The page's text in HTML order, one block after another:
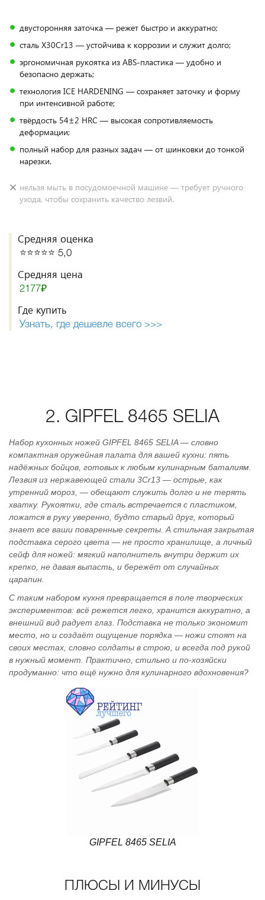
двусторонняя заточка — режет быстро и аккуратно;
сталь X30Cr13 — устойчива к коррозии и служит долго;
эргономичная рукоятка из ABS‑пластика — удобно и
безопасно держать;
технология ICE HARDENING — сохраняет заточку и форму
при интенсивной работе;
твёрдость 54±2 HRC — высокая сопротивляемость
деформации;
полный набор для разных задач — от шинковки до тонкой
нарезки.
нельзя мыть в посудомоечной машине — требует ручного
ухода, чтобы сохранить качество лезвий.
Средняя оценка
⭐️⭐️⭐️⭐️⭐️ 5,0
Средняя цена
2177₽
Где купить
Узнать, где дешевле всего >>>
2. GIPFEL 8465 SELIA
Набор кухонных ножей GIPFEL 8465 SELIA — словно
компактная оружейная палата для вашей кухни: пять
надёжных бойцов, готовых к любым кулинарным баталиям.
Лезвия из нержавеющей стали 3Cr13 — острые, как
утренний мороз, — обещают служить долго и не терять
хватку. Рукоятки, где сталь встречается с пластиком,
ложатся в руку уверенно, будто старый друг, который
знает все ваши поваренные секреты. А стильная закрытая
подставка серого цвета — не просто хранилище, а личный
сейф для ножей: мягкий наполнитель внутри держит их
крепко, не давая выпасть, и бережёт от случайных
царапин.
С таким набором кухня превращается в поле творческих
экспериментов: всё режется легко, хранится аккуратно, а
внешний вид радует глаз. Подставка не только экономит
место, но и создаёт ощущение порядка — ножи стоят на
своих местах, словно солдаты в строю, и всегда под рукой
в нужный момент. Практично, стильно и по‑хозяйски
продуманно: что ещё нужно для кулинарного вдохновения?
GIPFEL 8465 SELIA
ПЛЮСЫ И МИНУСЫ